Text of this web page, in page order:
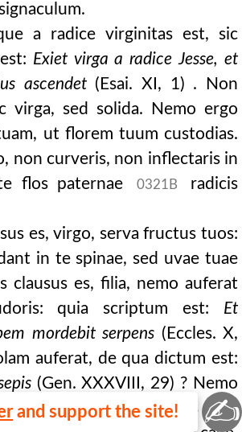
a radice virginitas est, sic
Exiet virga a radice Jesse, et
ascendet(Esai. XI, 1) . Non
virga, sed solida. Nemo ergo
ut florem tuum custodias.
non curveris, non inflectaris in
flos paternae
0321B
radicis
es, virgo, serva fructus tuos:
in te spinae, sed uvae tuae
clausus es, filia, nemo auferat
quia scriptum est: Et
mordebit serpens (Eccles. X,
auferat, de qua dictum est:
(Gen. XXXVIII, 29) ? Nemo
destruat, ne sis in
and support the site! ✍